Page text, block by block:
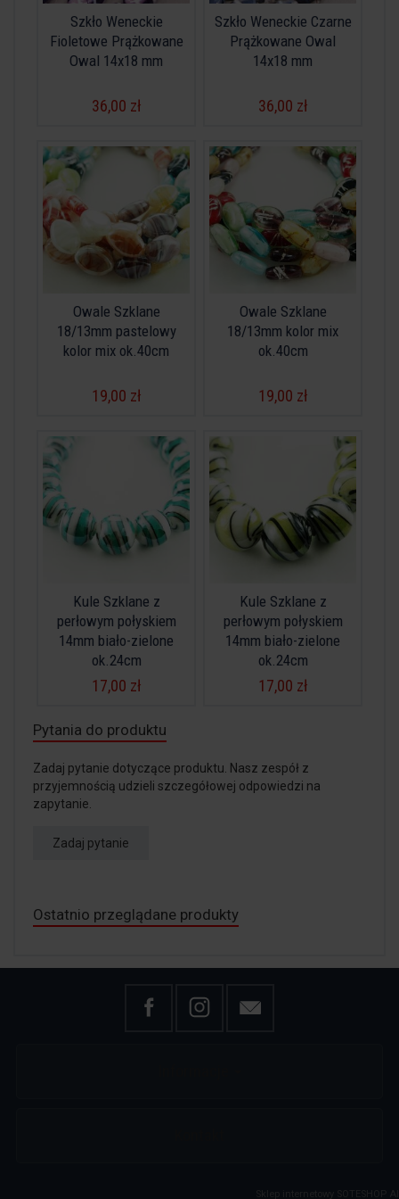
Szkło Weneckie
Fioletowe Prążkowane
Owal 14x18 mm
36,00 zł
Szkło Weneckie Czarne
Prążkowane Owal
14x18 mm
36,00 zł
Owale Szklane
18/13mm pastelowy
kolor mix ok.40cm
19,00 zł
Owale Szklane
18/13mm kolor mix
ok.40cm
19,00 zł
Kule Szklane z
perłowym połyskiem
14mm biało-zielone
ok.24cm
17,00 zł
Kule Szklane z
perłowym połyskiem
14mm biało-zielone
ok.24cm
17,00 zł
Pytania do produktu
Zadaj pytanie dotyczące produktu. Nasz zespół z
przyjemnością udzieli szczegółowej odpowiedzi na
zapytanie.
Zadaj pytanie
Ostatnio przeglądane produkty